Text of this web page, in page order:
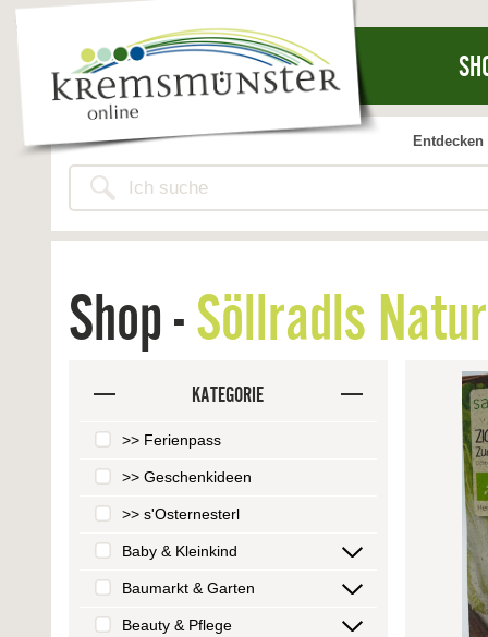
Shop -Söllradls
KATEGORIE
>> Ferienpass
>> Geschenkideen
>> s'Osternesterl
Baby & Kleinkind
Baumarkt & Garten
Beauty & Pflege